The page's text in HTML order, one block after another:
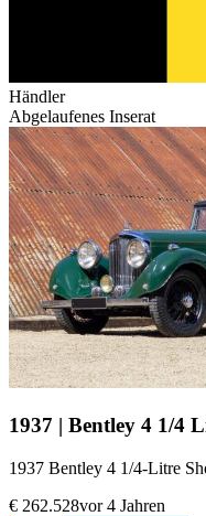
Händler
Abgelaufenes Inserat
1937 | Bentley 4 1/4
1937 Bentley 4 1/4-Litre
€ 262.528vor 4 Jahren